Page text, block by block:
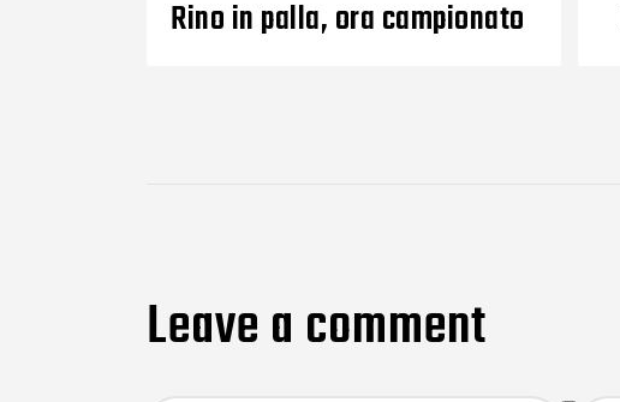
Rino in palla, ora campionato
Leave a comment